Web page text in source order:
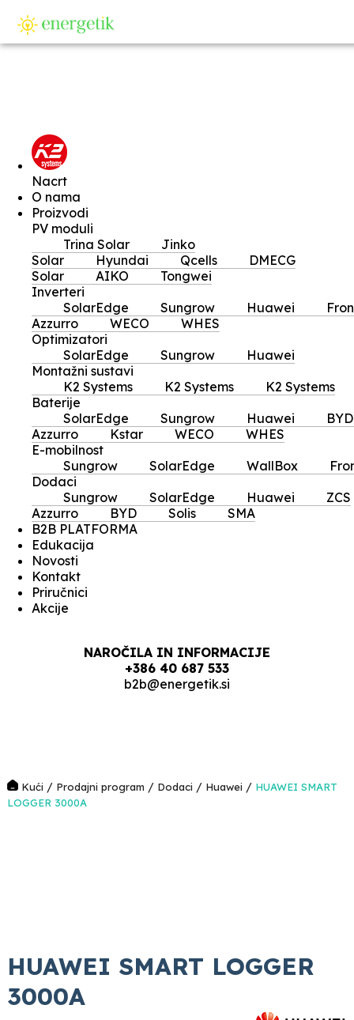
Nacrt
O nama
Proizvodi
PV moduli
Trina Solar
Jinko
Solar
Hyundai Qcells
DMECG
Solar
AIKO
Tongwei
Inverteri
SolarEdge
Sungrow Huawei
Azzurro
WECO
WHES
Optimizatori
SolarEdge
Sungrow
Huawei
Montažni sustavi
K2 Systems
K2 Systems
K2 Systems
Baterije
SolarEdge
Sungrow Huawei
BYD
Azzurro
Kstar WECO
WHES
E-mobilnost
Sungrow
SolarEdge WallBox
Dodaci
Sungrow
SolarEdge Huawei
ZCS
Azzurro
BYD Solis
SMA
B2B PLATFORMA
Edukacija
Novosti
Kontakt
Priručnici
Akcije
NAROČILA IN INFORMACIJE
+386 40 687 533
b2b@energetik.si
Kući / Prodajni program / Dodaci / Huawei / HUAWEI SMART
LOGGER 3000A
HUAWEI SMART LOGGER
3000A